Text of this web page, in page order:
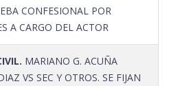
CONFESIONAL POR
A CARGO DEL ACTOR
MARIANO G. ACUÑA
VS SEC Y OTROS. SE FIJAN